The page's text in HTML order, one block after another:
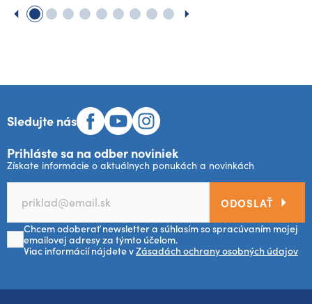
Prihláste sa na odber noviniek
Získate informácie o aktuálnych ponukách a novinkách
ODOSLAŤ
Chcem odoberať newsletter a súhlasím so spracúvaním mojej
emailovej adresy za týmto účelom.
Viac informácií nájdete vZásadách ochrany osobných údajov
Sledujte nás